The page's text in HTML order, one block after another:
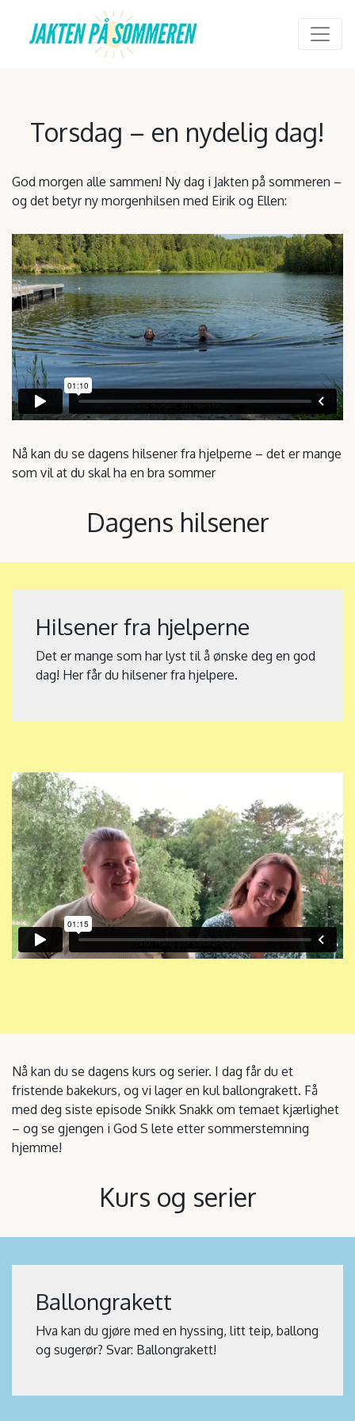
Main Navigation
Torsdag – en nydelig dag!
God morgen alle sammen! Ny dag i Jakten på sommeren –
og det betyr ny morgenhilsen med Eirik og Ellen:
Nå kan du se dagens hilsener fra hjelperne – det er mange
som vil at du skal ha en bra sommer
Dagens hilsener
Hilsener fra hjelperne
Det er mange som har lyst til å ønske deg en god
dag! Her får du hilsener fra hjelpere.
Nå kan du se dagens kurs og serier. I dag får du et
fristende bakekurs, og vi lager en kul ballongrakett. Få
med deg siste episode Snikk Snakk om temaet kjærlighet
– og se gjengen i God S lete etter sommerstemning
hjemme!
Kurs og serier
Ballongrakett
Hva kan du gjøre med en hyssing, litt teip, ballong
og sugerør? Svar: Ballongrakett!